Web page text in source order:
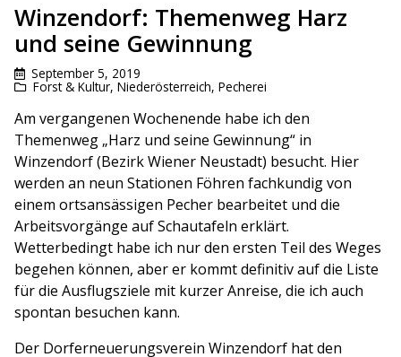
Winzendorf: Themenweg Harz
und seine Gewinnung
September 5, 2019
Forst & Kultur, Niederösterreich, Pecherei
Am vergangenen Wochenende habe ich den
Themenweg „Harz und seine Gewinnung“ in
Winzendorf (Bezirk Wiener Neustadt) besucht. Hier
werden an neun Stationen Föhren fachkundig von
einem ortsansässigen Pecher bearbeitet und die
Arbeitsvorgänge auf Schautafeln erklärt.
Wetterbedingt habe ich nur den ersten Teil des Weges
begehen können, aber er kommt definitiv auf die Liste
für die Ausflugsziele mit kurzer Anreise, die ich auch
spontan besuchen kann.
Der Dorferneuerungsverein Winzendorf hat den